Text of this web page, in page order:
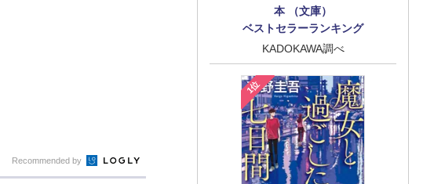
本 （文庫）
ベストセラーランキング
KADOKAWA調べ
1位
Recommended by